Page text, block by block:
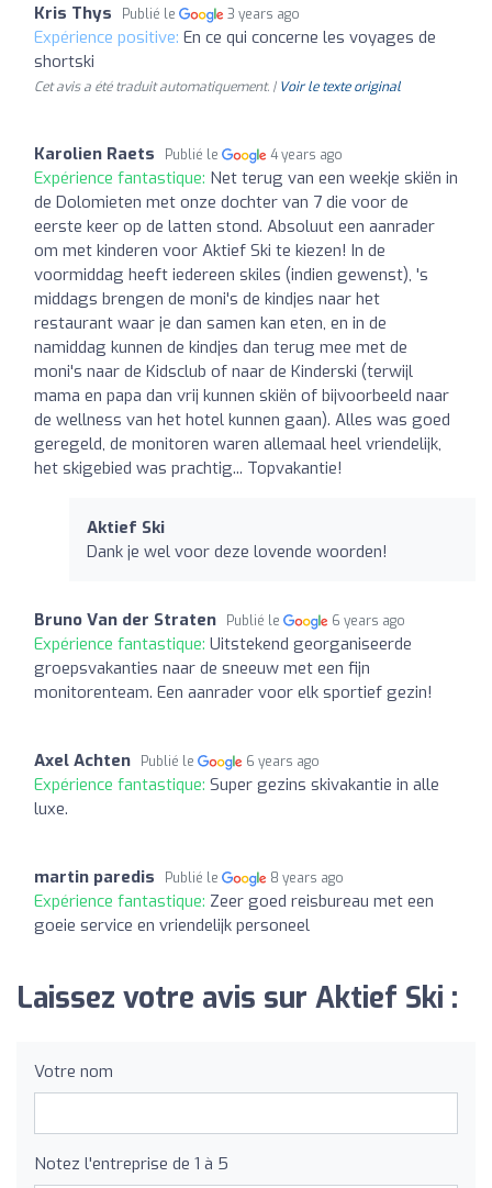
Kris Thys Publié le 3 years ago
Expérience positive: En ce qui concerne les voyages de
shortski
Cet avis a été traduit automatiquement. | Voir le texte original
Karolien Raets Publié le 4 years ago
Expérience fantastique: Net terug van een weekje skiën in
de Dolomieten met onze dochter van 7 die voor de
eerste keer op de latten stond. Absoluut een aanrader
om met kinderen voor Aktief Ski te kiezen! In de
voormiddag heeft iedereen skiles (indien gewenst), 's
middags brengen de moni's de kindjes naar het
restaurant waar je dan samen kan eten, en in de
namiddag kunnen de kindjes dan terug mee met de
moni's naar de Kidsclub of naar de Kinderski (terwijl
mama en papa dan vrij kunnen skiën of bijvoorbeeld naar
de wellness van het hotel kunnen gaan). Alles was goed
geregeld, de monitoren waren allemaal heel vriendelijk,
het skigebied was prachtig... Topvakantie!
Aktief Ski
Dank je wel voor deze lovende woorden!
Bruno Van der Straten Publié le 6 years ago
Expérience fantastique: Uitstekend georganiseerde
groepsvakanties naar de sneeuw met een fijn
monitorenteam. Een aanrader voor elk sportief gezin!
Axel Achten Publié le 6 years ago
Expérience fantastique: Super gezins skivakantie in alle
luxe.
martin paredis Publié le 8 years ago
Expérience fantastique: Zeer goed reisbureau met een
goeie service en vriendelijk personeel
Laissez votre avis sur Aktief Ski :
Votre nom
Notez l'entreprise de 1 à 5